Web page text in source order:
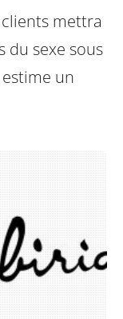
clients mettra
du sexe sous
un